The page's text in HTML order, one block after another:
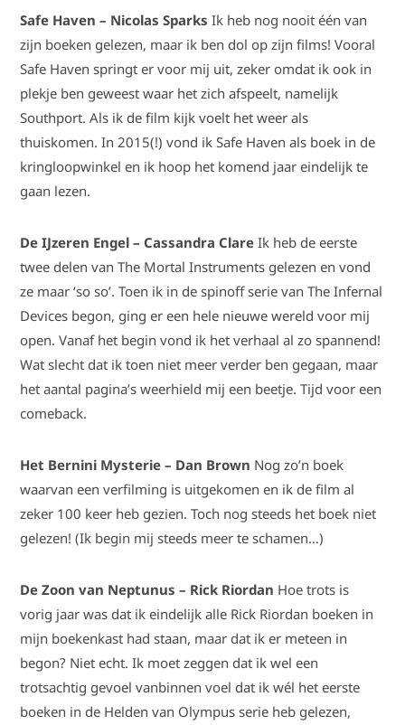
Safe Haven – Nicolas Sparks Ik heb nog nooit één van
zijn boeken gelezen, maar ik ben dol op zijn films! Vooral
Safe Haven springt er voor mij uit, zeker omdat ik ook in
plekje ben geweest waar het zich afspeelt, namelijk
Southport. Als ik de film kijk voelt het weer als
thuiskomen. In 2015(!) vond ik Safe Haven als boek in de
kringloopwinkel en ik hoop het komend jaar eindelijk te
gaan lezen.
De IJzeren Engel – Cassandra Clare Ik heb de eerste
twee delen van The Mortal Instruments gelezen en vond
ze maar ‘so so’. Toen ik in de spinoff serie van The Infernal
Devices begon, ging er een hele nieuwe wereld voor mij
open. Vanaf het begin vond ik het verhaal al zo spannend!
Wat slecht dat ik toen niet meer verder ben gegaan, maar
het aantal pagina’s weerhield mij een beetje. Tijd voor een
comeback.
Het Bernini Mysterie – Dan Brown Nog zo’n boek
waarvan een verfilming is uitgekomen en ik de film al
zeker 100 keer heb gezien. Toch nog steeds het boek niet
gelezen! (Ik begin mij steeds meer te schamen…)
De Zoon van Neptunus – Rick Riordan Hoe trots is
vorig jaar was dat ik eindelijk alle Rick Riordan boeken in
mijn boekenkast had staan, maar dat ik er meteen in
begon? Niet echt. Ik moet zeggen dat ik wel een
trotsachtig gevoel vanbinnen voel dat ik wél het eerste
boeken in de Helden van Olympus serie heb gelezen,